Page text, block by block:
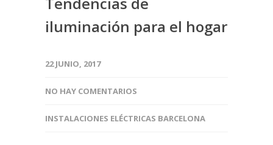
iluminación para el hogar
22 JUNIO, 2017
NO HAY COMENTARIOS
INSTALACIONES ELÉCTRICAS BARCELONA